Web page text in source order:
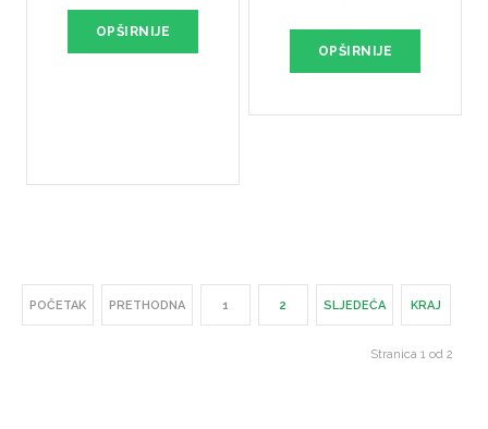
OPŠIRNIJE
OPŠIRNIJE
POČETAK PRETHODNA 1 2 SLJEDEĆA KRAJ
Stranica 1 od 2